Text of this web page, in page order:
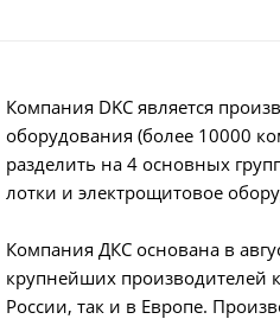
Компания DKC является
оборудования (более 10000
разделить на 4 основных
лотки и электрощитовое
Компания ДКС основана в
крупнейших производителей
России, так и в Европе.